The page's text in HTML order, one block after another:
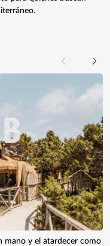
mano y el atardecer como